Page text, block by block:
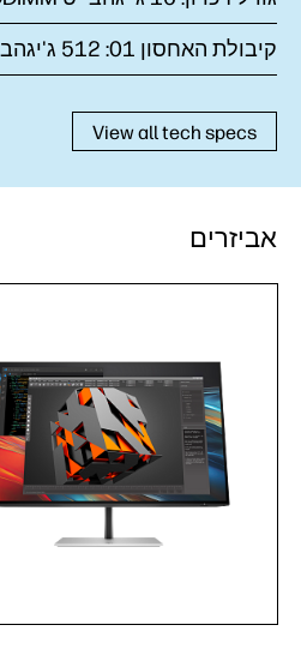
קיבולת האחסון 01:
512 ג'יגהבייט SSD
View all tech specs
אביזרים